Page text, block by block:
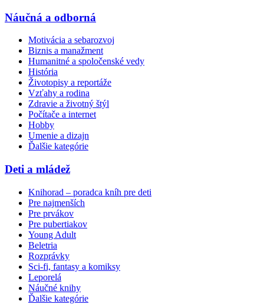
Náučná a odborná
Motivácia a sebarozvoj
Biznis a manažment
Humanitné a spoločenské vedy
História
Životopisy a reportáže
Vzťahy a rodina
Zdravie a životný štýl
Počítače a internet
Hobby
Umenie a dizajn
Ďalšie kategórie
Deti a mládež
Knihorad – poradca kníh pre deti
Pre najmenších
Pre prvákov
Pre pubertiakov
Young Adult
Beletria
Rozprávky
Sci-fi, fantasy a komiksy
Leporelá
Náučné knihy
Ďalšie kategórie